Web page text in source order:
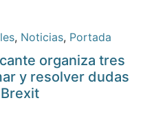
, Noticias, Portada
organiza tres
y resolver dudas